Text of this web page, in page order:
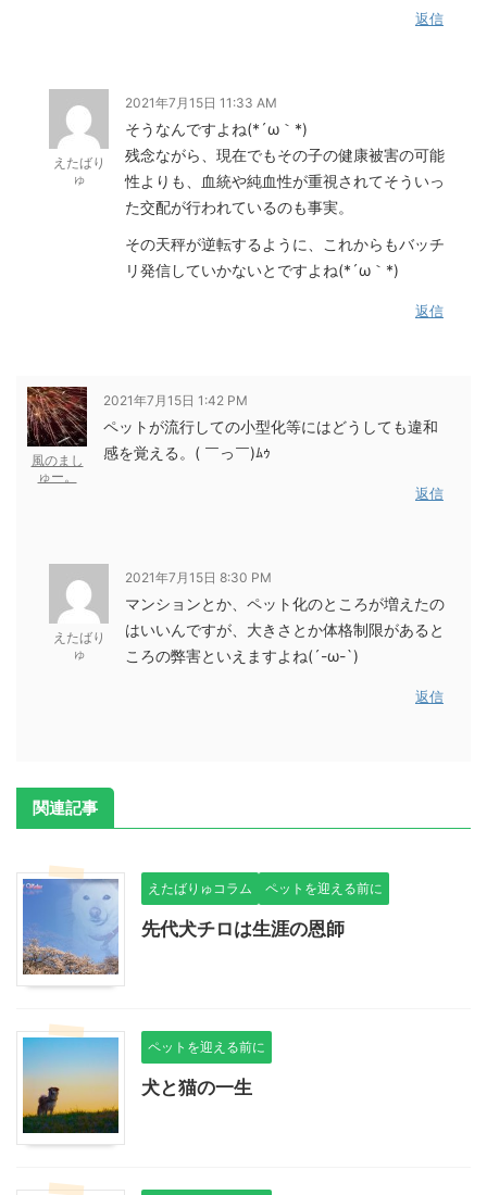
返信
えたばり
ゅ
2021年7月15日 11:33 AM
そうなんですよね(*´ω｀*)
残念ながら、現在でもその子の健康被害の可能
性よりも、血統や純血性が重視されてそういっ
た交配が行われているのも事実。
その天秤が逆転するように、これからもバッチ
リ発信していかないとですよね(*´ω｀*)
返信
風のまし
ゅー。
2021年7月15日 1:42 PM
ペットが流行しての小型化等にはどうしても違和
感を覚える。( ￣っ￣)ﾑｩ
返信
えたばり
ゅ
2021年7月15日 8:30 PM
マンションとか、ペット化のところが増えたの
はいいんですが、大きさとか体格制限があると
ころの弊害といえますよね(´-ω-`)
返信
関連記事
えたばりゅコラム ペットを迎える前に
先代犬チロは生涯の恩師
ペットを迎える前に
犬と猫の一生